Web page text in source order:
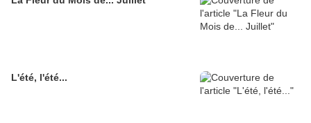
L'été, l'été...